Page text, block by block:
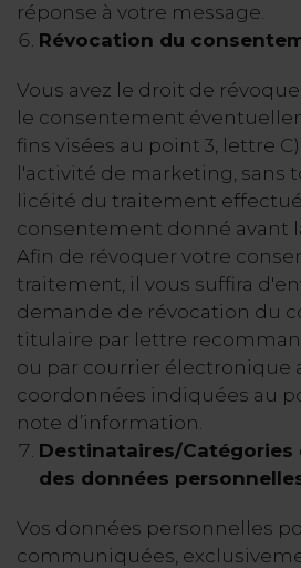
réponse à votre message.
Révocation du
Vous avez le droit de
le consentement
fins visées au point 3, lettre
l'activité de marketing, sans
licéité du traitement
consentement donné avant
Afin de révoquer votre
traitement, il vous suffira
demande de révocation du
titulaire par lettre
ou par courrier électronique
coordonnées indiquées au
note d’information.
Destinataires/Catégories
des données
Vos données personnelles
communiquées,